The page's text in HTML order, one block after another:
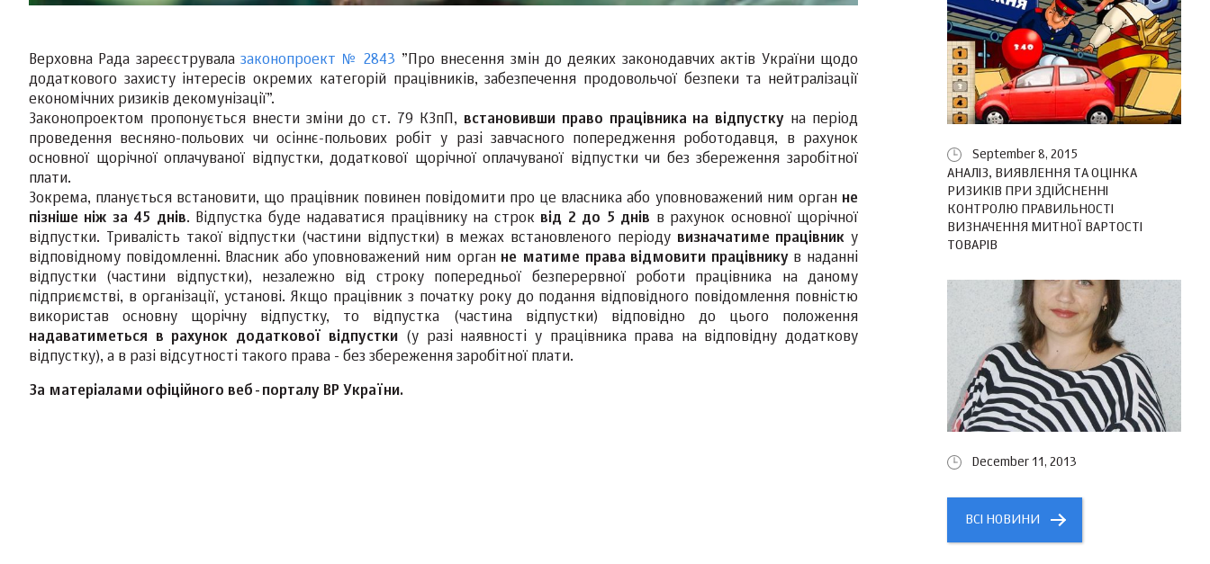
Верховна Рада зареєструвалазаконопроект № 2843 ”Про внесення змін до деяких законодавчих актів України щодо
додаткового захисту інтересів окремих категорій працівників, забезпечення продовольчої безпеки та нейтралізації
економічних ризиків декомунізації”.
Законопроектом пропонується внести зміни до ст. 79 КЗпП, встановивши право працівника на відпустку на період
проведення весняно-польових чи осіннє-польових робіт у разі завчасного попередження роботодавця, в рахунок
основної щорічної оплачуваної відпустки, додаткової щорічної оплачуваної відпустки чи без збереження заробітної
плати.
Зокрема, планується встановити, що працівник повинен повідомити про це власника або уповноважений ним орган не
пізніше ніж за 45 днів. Відпустка буде надаватися працівнику на строк від 2 до 5 днів в рахунок основної щорічної
відпустки. Тривалість такої відпустки (частини відпустки) в межах встановленого періоду визначатиме працівник у
відповідному повідомленні. Власник або уповноважений ним орган не матиме права відмовити працівникув наданні
відпустки (частини відпустки), незалежно від строку попередньої безперервної роботи працівника на даному
підприємстві, в організації, установі. Якщо працівник з початку року до подання відповідного повідомлення повністю
використав основну щорічну відпустку, то відпустка (частина відпустки) відповідно до цього положення
надаватиметься в рахунок додаткової відпустки (у разі наявності у працівника права на відповідну додаткову
відпустку), а в разі відсутності такого права - без збереження заробітної плати.
За матеріалами офіційного веб-порталу ВР України.
September 8, 2015
АНАЛІЗ, ВИЯВЛЕННЯ ТА ОЦІНКА
РИЗИКІВ ПРИ ЗДІЙСНЕННІ
КОНТРОЛЮ ПРАВИЛЬНОСТІ
ВИЗНАЧЕННЯ МИТНОЇ ВАРТОСТІ
ТОВАРІВ
December 11, 2013
ВСІ НОВИНИ